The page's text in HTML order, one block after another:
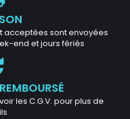
acceptées sont envoyées
end et jours fériés
les C.G.V. pour plus de